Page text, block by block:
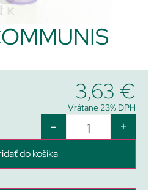
3,63 €
Vrátane 23% DPH
- +
do košíka